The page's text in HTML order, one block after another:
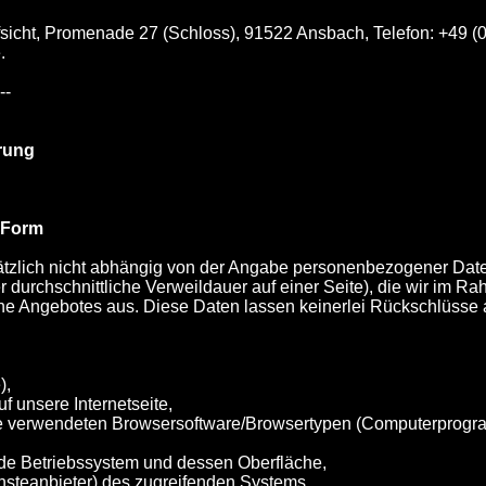
Promenade 27 (Schloss), 91522 Ansbach, Telefon: +49
nicht abhängig von der Angabe personenbezogener
durchschnittliche Verweildauer auf einer Seite), die wir im
Angebotes aus. Diese Daten lassen keinerlei
unsere Internetseite,
Browsersoftware/Browsertypen
Betriebssystem und dessen Oberfläche,
des zugreifenden Systems,